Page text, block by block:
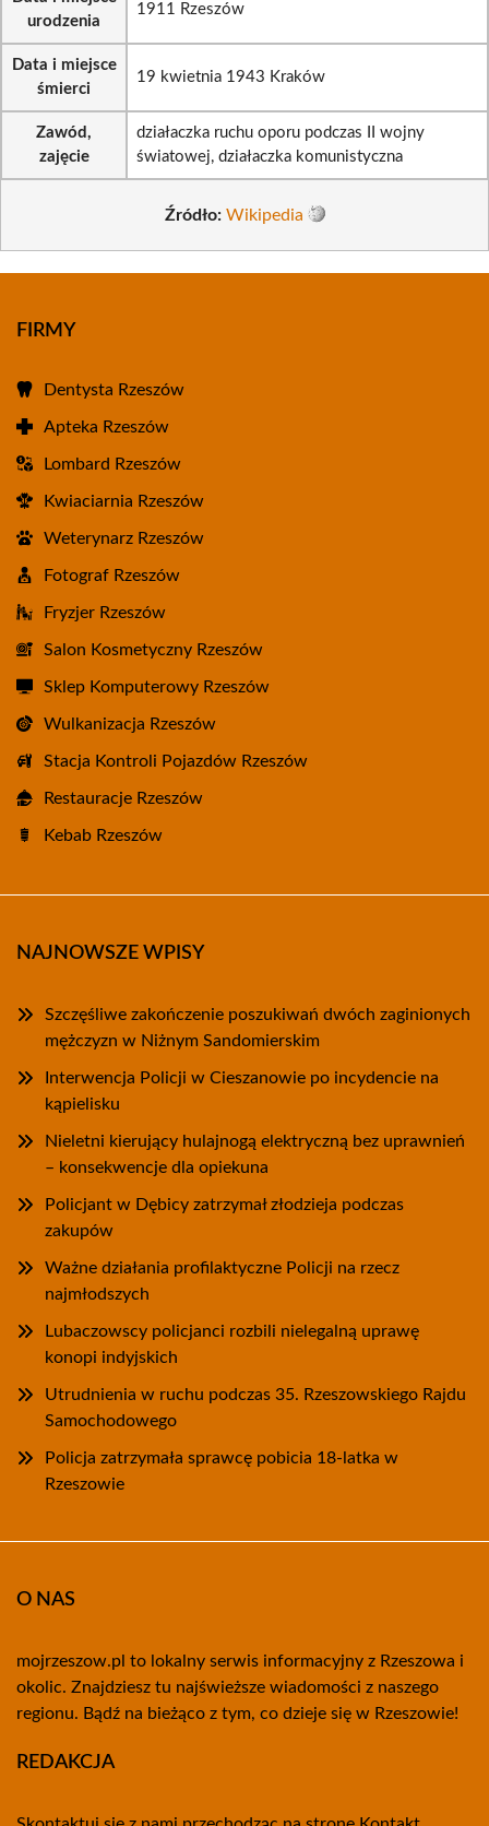
urodzenia
1911 Rzeszów
Data i miejsce
śmierci
19 kwietnia 1943 Kraków
Zawód,
zajęcie
działaczka ruchu oporu podczas II wojny
światowej, działaczka komunistyczna
Źródło: Wikipedia
FIRMY
Dentysta Rzeszów
Apteka Rzeszów
Lombard Rzeszów
Kwiaciarnia Rzeszów
Weterynarz Rzeszów
Fotograf Rzeszów
Fryzjer Rzeszów
Salon Kosmetyczny Rzeszów
Sklep Komputerowy Rzeszów
Wulkanizacja Rzeszów
Stacja Kontroli Pojazdów Rzeszów
Restauracje Rzeszów
Kebab Rzeszów
NAJNOWSZE WPISY
Szczęśliwe zakończenie poszukiwań dwóch zaginionych
mężczyzn w Niżnym Sandomierskim
Interwencja Policji w Cieszanowie po incydencie na
kąpielisku
Nieletni kierujący hulajnogą elektryczną bez uprawnień
– konsekwencje dla opiekuna
Policjant w Dębicy zatrzymał złodzieja podczas
zakupów
Ważne działania profilaktyczne Policji na rzecz
najmłodszych
Lubaczowscy policjanci rozbili nielegalną uprawę
konopi indyjskich
Utrudnienia w ruchu podczas 35. Rzeszowskiego Rajdu
Samochodowego
Policja zatrzymała sprawcę pobicia 18-latka w
Rzeszowie
O NAS
mojrzeszow.pl to lokalny serwis informacyjny z Rzeszowa i
okolic. Znajdziesz tu najświeższe wiadomości z naszego
regionu. Bądź na bieżąco z tym, co dzieje się w Rzeszowie!
REDAKCJA